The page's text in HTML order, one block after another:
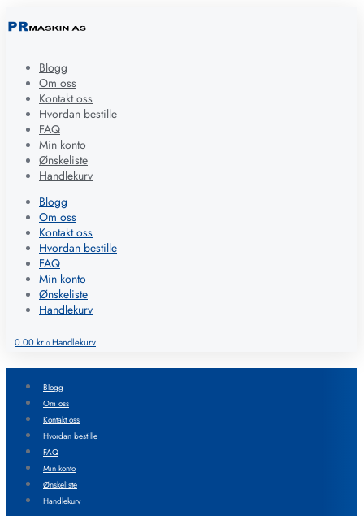
Blogg
Om oss
Kontakt oss
Hvordan bestille
FAQ
Min konto
Ønskeliste
Handlekurv
Blogg
Om oss
Kontakt oss
Hvordan bestille
FAQ
Min konto
Ønskeliste
Handlekurv
0.00kr 0 Handlekurv
Blogg
Om oss
Kontakt oss
Hvordan bestille
FAQ
Min konto
Ønskeliste
Handlekurv